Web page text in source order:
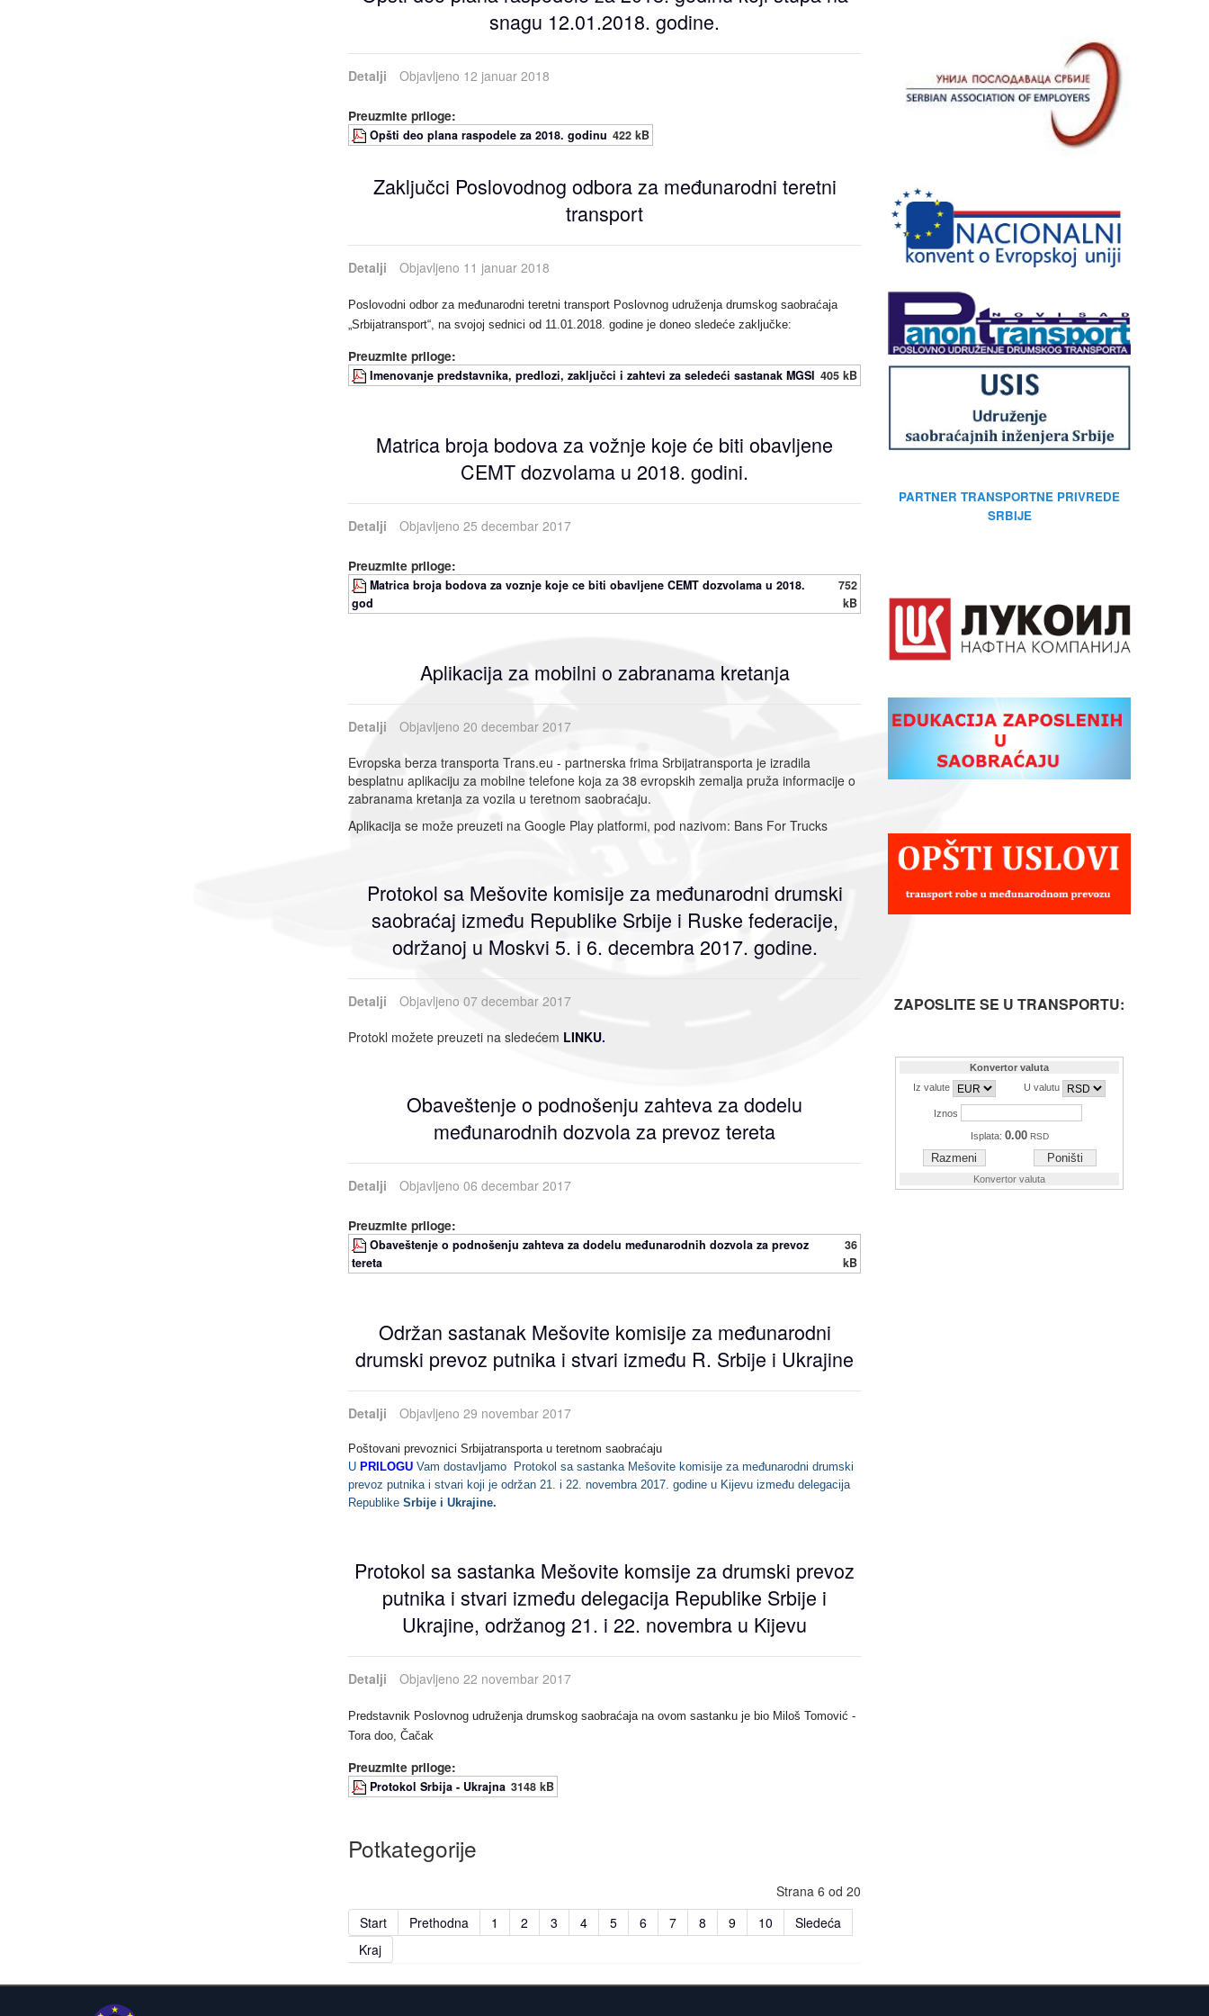
snagu 12.01.2018. godine.
Detalji Objavljeno 12 januar 2018
Preuzmite priloge:
Opšti deo plana raspodele za 2018. godinu 422 kB
Zaključci Poslovodnog odbora za međunarodni teretni
transport
Detalji Objavljeno 11 januar 2018
Poslovodni odbor za međunarodni teretni transport Poslovnog udruženja drumskog saobraćaja
„Srbijatransport“, na svojoj sednici od 11.01.2018. godine je doneo sledeće zaključke:
Preuzmite priloge:
Imenovanje predstavnika, predlozi, zaključci i zahtevi za seledeći sastanak MGSI 405 kB
Matrica broja bodova za vožnje koje će biti obavljene
CEMT dozvolama u 2018. godini.
Detalji Objavljeno 25 decembar 2017
Preuzmite priloge:
Matrica broja bodova za voznje koje ce biti obavljene CEMT dozvolama u 2018.
god
752
kB
Aplikacija za mobilni o zabranama kretanja
Detalji
Objavljeno 20 decembar 2017
Evropska berza transporta Trans.eu - partnerska frima Srbijatransporta je izradila
besplatnu aplikaciju za mobilne telefone koja za 38 evropskih zemalja pruža informacije o
zabranama kretanja za vozila u teretnom saobraćaju.
Aplikacija se može preuzeti na Google Play platformi, pod nazivom: Bans For Trucks
Protokol sa Mešovite komisije za međunarodni drumski
saobraćaj između Republike Srbije i Ruske federacije,
održanoj u Moskvi 5. i 6. decembra 2017. godine.
Detalji
Objavljeno 07 decembar 2017
Protokl možete preuzeti na sledećem LINKU.
Obaveštenje o podnošenju zahteva za dodelu
međunarodnih dozvola za prevoz tereta
Detalji Objavljeno 06 decembar 2017
Preuzmite priloge:
Obaveštenje o podnošenju zahteva za dodelu međunarodnih dozvola za prevoz
tereta
36
kB
Održan sastanak Mešovite komisije za međunarodni
drumski prevoz putnika i stvari između R. Srbije i Ukrajine
Detalji Objavljeno 29 novembar 2017
Poštovani prevoznici Srbijatransporta u teretnom saobraćaju
U PRILOGU Vam dostavljamo Protokol sa sastanka Mešovite komisije za međunarodni drumski
prevoz putnika i stvari koji je održan 21. i 22. novembra 2017. godine u Kijevu između delegacija
Republike Srbije i Ukrajine.
Protokol sa sastanka Mešovite komsije za drumski prevoz
putnika i stvari između delegacija Republike Srbije i
Ukrajine, održanog 21. i 22. novembra u Kijevu
Detalji Objavljeno 22 novembar 2017
Predstavnik Poslovnog udruženja drumskog saobraćaja na ovom sastanku je bio Miloš Tomović -
Tora doo, Čačak
Preuzmite priloge:
Protokol Srbija - Ukrajna 3148 kB
Potkategorije
Strana 6 od 20
Start
Prethodna 1 2 3 4 5 6 7 8 9 10
Sledeća
Kraj
PARTNER TRANSPORTNE PRIVREDE
SRBIJE
ZAPOSLITE SE U TRANSPORTU: